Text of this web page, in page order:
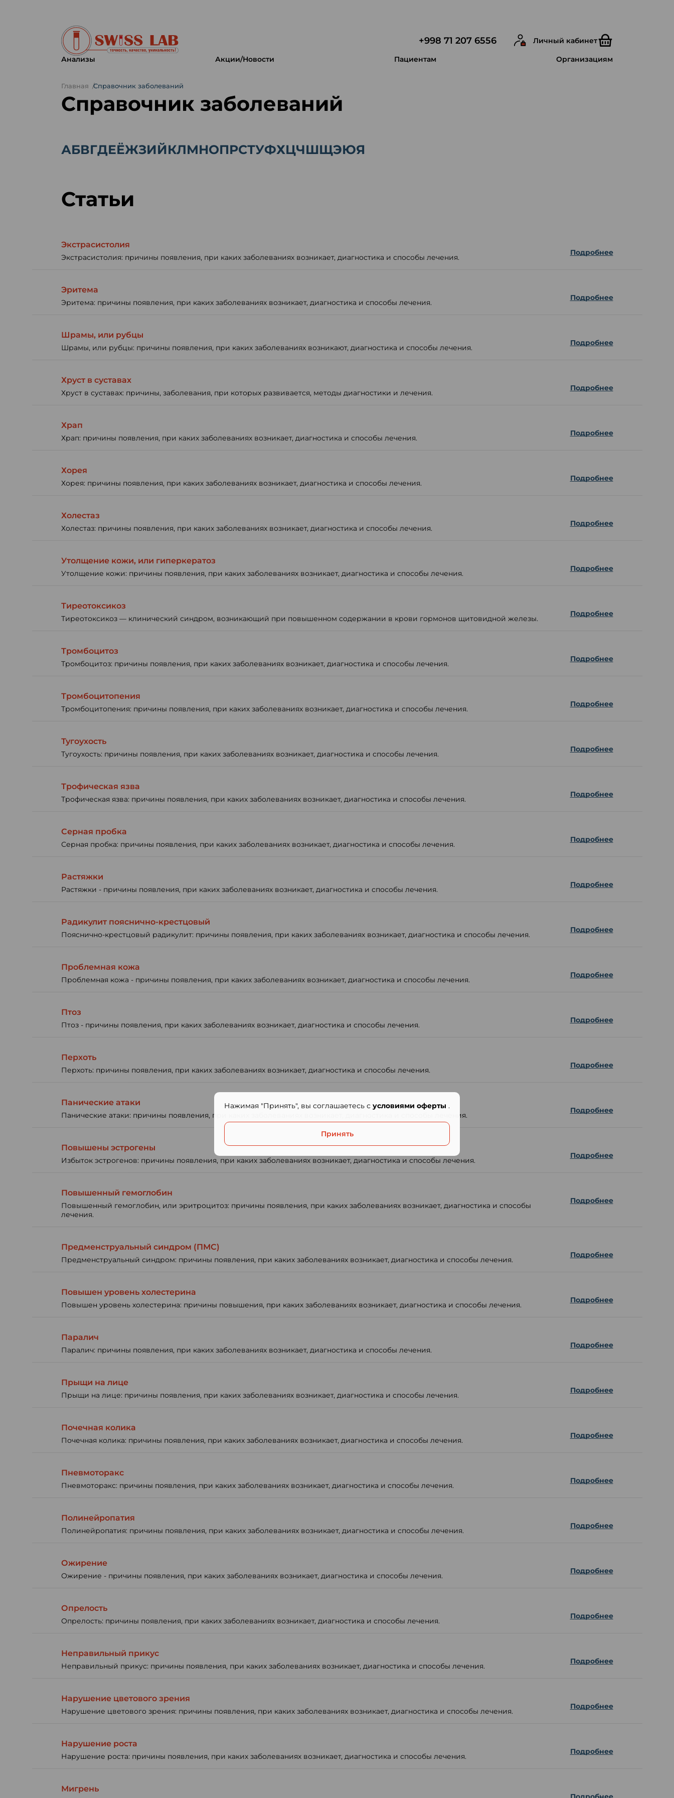
+998 71 207 6556 Личный кабинет
Анализы Акции/Новости Пациентам Организациям
Главная Справочник заболеваний
Справочник заболеваний
АБВГДЕЁЖЗИЙКЛМНОПРСТУФХЦЧШЩЭЮЯ
Статьи
Экстрасистолия
Экстрасистолия: причины появления, при каких заболеваниях возникает, диагностика и способы лечения.
Подробнее
Эритема
Эритема: причины появления, при каких заболеваниях возникает, диагностика и способы лечения.
Подробнее
Шрамы, или рубцы
Шрамы, или рубцы: причины появления, при каких заболеваниях возникают, диагностика и способы лечения.
Подробнее
Хруст в суставах
Хруст в суставах: причины, заболевания, при которых развивается, методы диагностики и лечения.
Подробнее
Храп
Храп: причины появления, при каких заболеваниях возникает, диагностика и способы лечения.
Подробнее
Хорея
Хорея: причины появления, при каких заболеваниях возникает, диагностика и способы лечения.
Подробнее
Холестаз
Холестаз: причины появления, при каких заболеваниях возникает, диагностика и способы лечения.
Подробнее
Утолщение кожи, или гиперкератоз
Утолщение кожи: причины появления, при каких заболеваниях возникает, диагностика и способы лечения.
Подробнее
Тиреотоксикоз
Тиреотоксикоз — клинический синдром, возникающий при повышенном содержании в крови гормонов щитовидной железы.
Подробнее
Тромбоцитоз
Тромбоцитоз: причины появления, при каких заболеваниях возникает, диагностика и способы лечения.
Подробнее
Тромбоцитопения
Тромбоцитопения: причины появления, при каких заболеваниях возникает, диагностика и способы лечения.
Подробнее
Тугоухость
Тугоухость: причины появления, при каких заболеваниях возникает, диагностика и способы лечения.
Подробнее
Трофическая язва
Трофическая язва: причины появления, при каких заболеваниях возникает, диагностика и способы лечения.
Подробнее
Серная пробка
Серная пробка: причины появления, при каких заболеваниях возникает, диагностика и способы лечения.
Подробнее
Растяжки
Растяжки - причины появления, при каких заболеваниях возникает, диагностика и способы лечения.
Подробнее
Радикулит пояснично-крестцовый
Пояснично-крестцовый радикулит: причины появления, при каких заболеваниях возникает, диагностика и способы лечения.
Подробнее
Проблемная кожа
Проблемная кожа - причины появления, при каких заболеваниях возникает, диагностика и способы лечения.
Подробнее
Птоз
Птоз - причины появления, при каких заболеваниях возникает, диагностика и способы лечения.
Подробнее
Перхоть
Перхоть: причины появления, при каких заболеваниях возникает, диагностика и способы лечения.
Подробнее
Панические атаки
Панические атаки: причины появления, при каких заболеваниях возникает, диагностика и способы лечения.
Подробнее
Повышены эстрогены
Избыток эстрогенов: причины появления, при каких заболеваниях возникает, диагностика и способы лечения.
Подробнее
Повышенный гемоглобин
Повышенный гемоглобин, или эритроцитоз: причины появления, при каких заболеваниях возникает, диагностика и способы
лечения.
Подробнее
Предменструальный синдром (ПМС)
Предменструальный синдром: причины появления, при каких заболеваниях возникает, диагностика и способы лечения.
Подробнее
Повышен уровень холестерина
Повышен уровень холестерина: причины повышения, при каких заболеваниях возникает, диагностика и способы лечения.
Подробнее
Паралич
Паралич: причины появления, при каких заболеваниях возникает, диагностика и способы лечения.
Подробнее
Прыщи на лице
Прыщи на лице: причины появления, при каких заболеваниях возникает, диагностика и способы лечения.
Подробнее
Почечная колика
Почечная колика: причины появления, при каких заболеваниях возникает, диагностика и способы лечения.
Подробнее
Пневмоторакс
Пневмоторакс: причины появления, при каких заболеваниях возникает, диагностика и способы лечения.
Подробнее
Полинейропатия
Полинейропатия: причины появления, при каких заболеваниях возникает, диагностика и способы лечения.
Подробнее
Ожирение
Ожирение - причины появления, при каких заболеваниях возникает, диагностика и способы лечения.
Подробнее
Опрелость
Опрелость: причины появления, при каких заболеваниях возникает, диагностика и способы лечения.
Подробнее
Неправильный прикус
Неправильный прикус: причины появления, при каких заболеваниях возникает, диагностика и способы лечения.
Подробнее
Нарушение цветового зрения
Нарушение цветового зрения: причины появления, при каких заболеваниях возникает, диагностика и способы лечения.
Подробнее
Нарушение роста
Нарушение роста: причины появления, при каких заболеваниях возникает, диагностика и способы лечения.
Подробнее
Мигрень
Нажимая "Принять", вы соглашаетесь с условиями оферты .
Принять